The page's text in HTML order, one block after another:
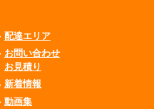
配達エリア
お問い合わせ
お見積り
新着情報
動画集